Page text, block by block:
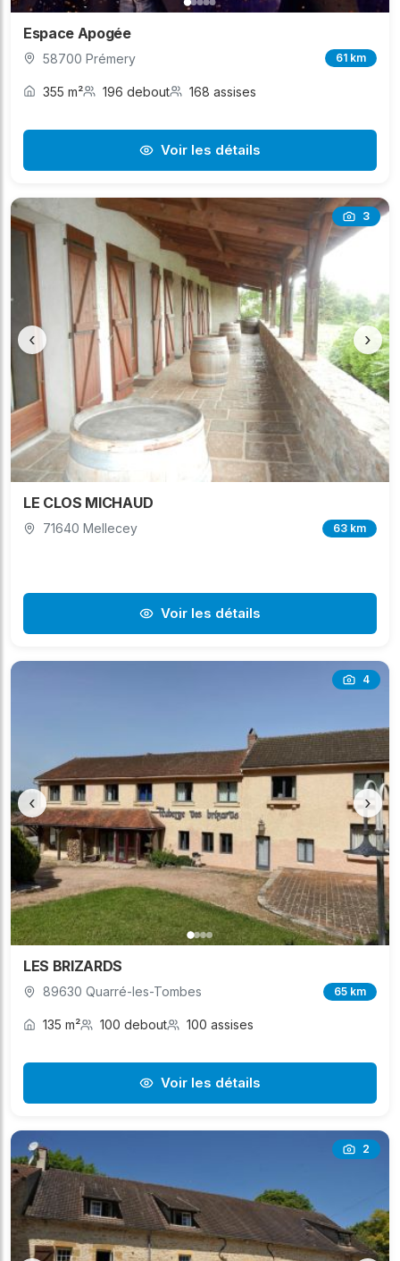
Espace Apogée
58700 Prémery 61 km
355 m² 196 debout 168 assises
Voir les détails
3
‹ ›
LE CLOS MICHAUD
71640 Mellecey 63 km
Voir les détails
4
‹ ›
LES BRIZARDS
89630 Quarré-les-Tombes 65 km
135 m² 100 debout 100 assises
Voir les détails
2